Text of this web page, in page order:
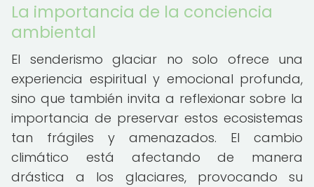
La importancia de la conciencia
ambiental
El senderismo glaciar no solo ofrece una
experiencia espiritual y emocional profunda,
sino que también invita a reflexionar sobre la
importancia de preservar estos ecosistemas
tan frágiles y amenazados. El cambio
climático está afectando de manera
drástica a los glaciares, provocando su